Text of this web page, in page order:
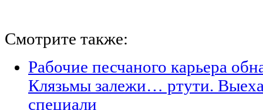
Смотрите также:
Рабочие песчаного карьера
Клязьмы залежи… ртути.
специали